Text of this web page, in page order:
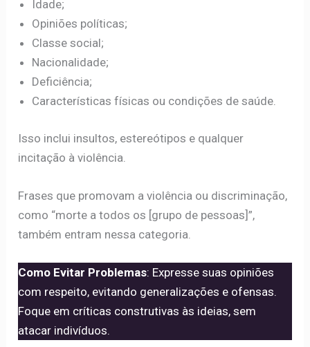
Idade;
Opiniões políticas;
Classe social;
Nacionalidade;
Deficiência;
Características físicas ou condições de saúde.
Isso inclui insultos, estereótipos e qualquer
incitação à violência.
Frases que promovam a violência ou discriminação,
como “morte a todos os [grupo de pessoas]”,
também entram nessa categoria.
Como Evitar Problemas: Expresse suas opiniões
com respeito, evitando generalizações e ofensas.
Foque em críticas construtivas às ideias, sem
atacar indivíduos.